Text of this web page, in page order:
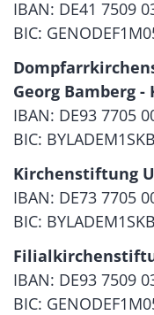
IBAN: DE41 7509
BIC:
Georg Bamberg
IBAN: DE93 7705
BIC: BYLADEM1SKB
Kirchenstiftung
IBAN: DE73 7705
BIC: BYLADEM1SKB
IBAN: DE93 7509
BIC: